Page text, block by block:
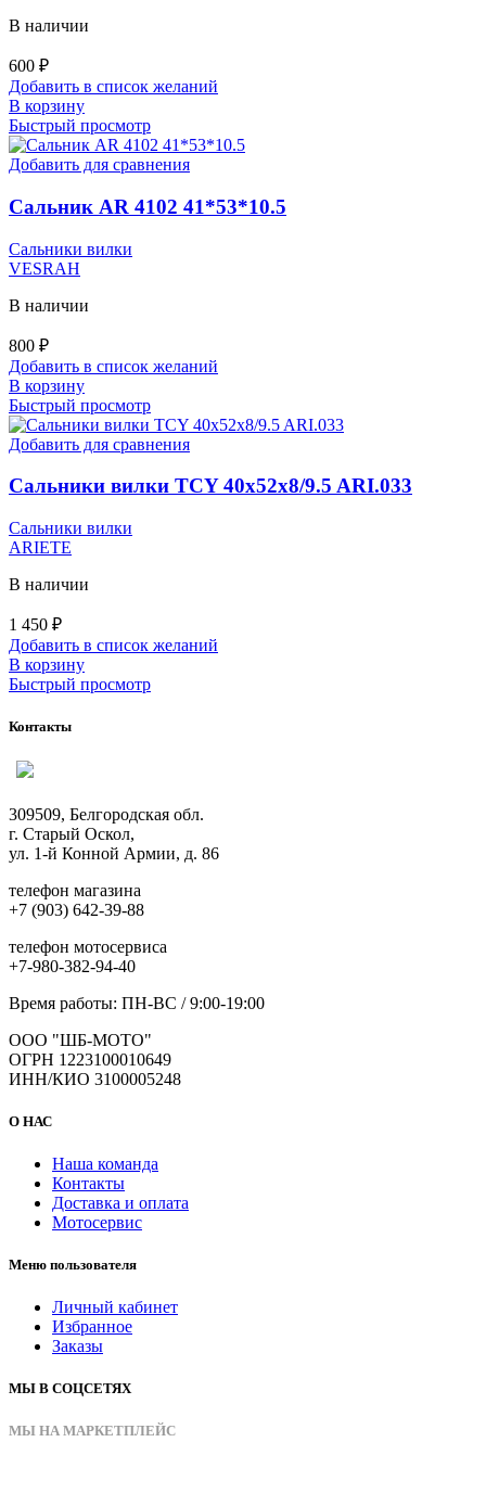
В наличии
600 ₽
Добавить в список желаний
В корзину
Быстрый просмотр
Добавить для сравнения
Сальник AR 4102 41*53*10.5
Сальники вилки
VESRAH
В наличии
800 ₽
Добавить в список желаний
В корзину
Быстрый просмотр
Добавить для сравнения
Сальники вилки TCY 40x52x8/9.5 ARI.033
Сальники вилки
ARIETE
В наличии
1 450 ₽
Добавить в список желаний
В корзину
Быстрый просмотр
Контакты
309509, Белгородская обл.
г. Старый Оскол,
ул. 1-й Конной Армии, д. 86
телефон магазина
+7 (903) 642-39-88
телефон мотосервиса
+7-980-382-94-40
Время работы: ПН-ВС / 9:00-19:00
ООО "ШБ-МОТО"
ОГРН 1223100010649
ИНН/КИО 3100005248
О НАС
Наша команда
Контакты
Доставка и оплата
Мотосервис
Меню пользователя
Личный кабинет
Избранное
Заказы
МЫ В СОЦСЕТЯХ
МЫ НА МАРКЕТПЛЕЙС